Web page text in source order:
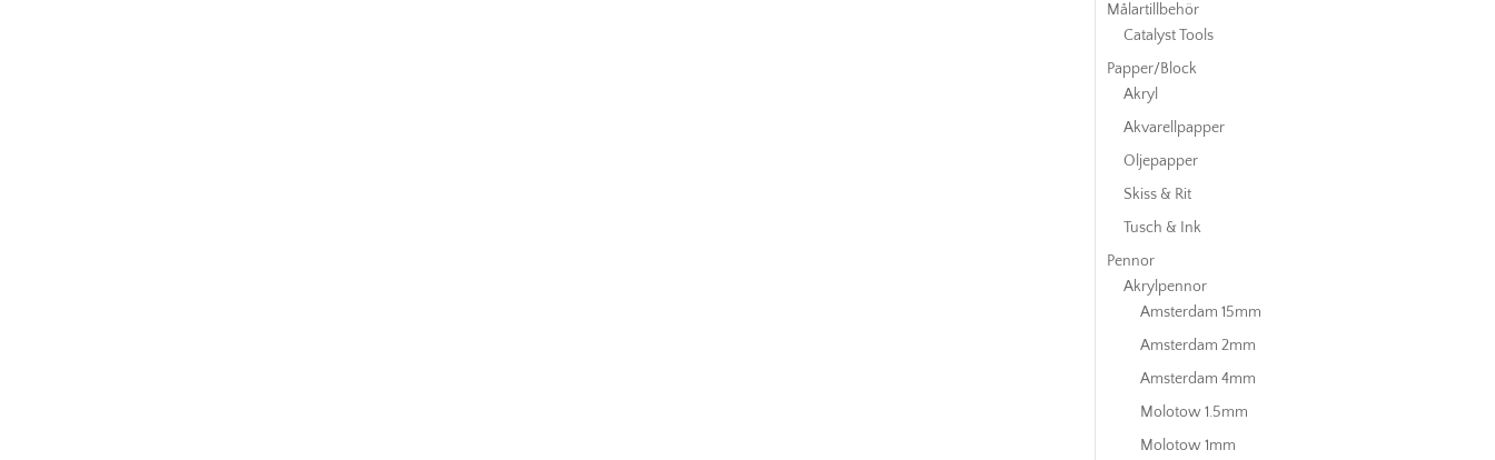
Målartillbehör
Catalyst Tools
Papper/Block
Akryl
Akvarellpapper
Oljepapper
Skiss & Rit
Tusch & Ink
Pennor
Akrylpennor
Amsterdam 15mm
Amsterdam 2mm
Amsterdam 4mm
Molotow 1.5mm
Molotow 1mm